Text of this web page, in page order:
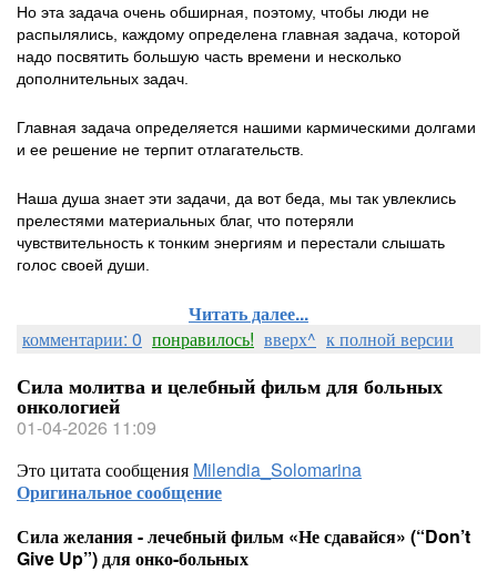
Но эта задача очень обширная, поэтому, чтобы люди не
распылялись, каждому определена главная задача, которой
надо посвятить большую часть времени и несколько
дополнительных задач.
Главная задача определяется нашими кармическими долгами
и ее решение не терпит отлагательств.
Наша душа знает эти задачи, да вот беда, мы так увлеклись
прелестями материальных благ, что потеряли
чувствительность к тонким энергиям и перестали слышать
голос своей души.
Читать далее...
комментарии: 0 понравилось! вверх^ к полной версии
Сила молитва и целебный фильм для больных
онкологией
01-04-2026 11:09
Это цитата сообщения Milendia_Solomarina
Оригинальное сообщение
Сила желания - лечебный фильм «Не сдавайся» (“Don’t
Give Up”) для онко-больных